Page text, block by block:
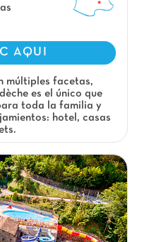
AQUI
múltiples facetas,
es el único que
toda la familia y
hotel, casas